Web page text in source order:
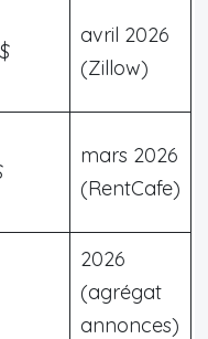
avril 2026
(Zillow)
mars 2026
(RentCafe)
2026
(agrégat
annonces)